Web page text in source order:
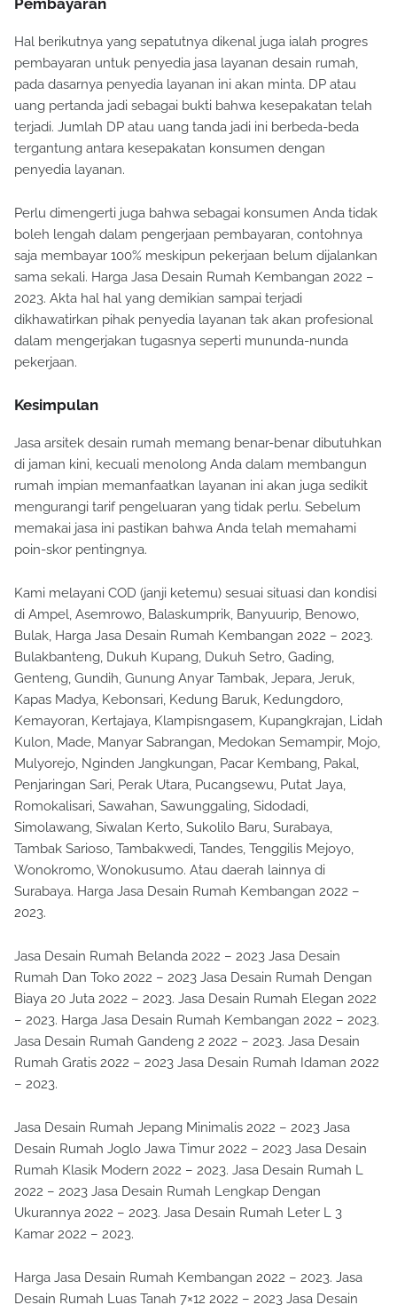
Hal berikutnya yang sepatutnya dikenal juga ialah progres
pembayaran untuk penyedia jasa layanan desain rumah,
pada dasarnya penyedia layanan ini akan minta. DP atau
uang pertanda jadi sebagai bukti bahwa kesepakatan telah
terjadi. Jumlah DP atau uang tanda jadi ini berbeda-beda
tergantung antara kesepakatan konsumen dengan
Perlu dimengerti juga bahwa sebagai konsumen Anda tidak
boleh lengah dalam pengerjaan pembayaran, contohnya
saja membayar 100% meskipun pekerjaan belum dijalankan
sama sekali. Harga Jasa Desain Rumah Kembangan 2022 –
2023. Akta hal hal yang demikian sampai terjadi
dikhawatirkan pihak penyedia layanan tak akan profesional
dalam mengerjakan tugasnya seperti mununda-nunda
Jasa arsitek desain rumah memang benar-benar dibutuhkan
di jaman kini, kecuali menolong Anda dalam membangun
rumah impian memanfaatkan layanan ini akan juga sedikit
mengurangi tarif pengeluaran yang tidak perlu. Sebelum
memakai jasa ini pastikan bahwa Anda telah memahami
Kami melayani COD (janji ketemu) sesuai situasi dan kondisi
di Ampel, Asemrowo, Balaskumprik, Banyuurip, Benowo,
Bulak, Harga Jasa Desain Rumah Kembangan 2022 – 2023.
Bulakbanteng, Dukuh Kupang, Dukuh Setro, Gading,
Genteng, Gundih, Gunung Anyar Tambak, Jepara, Jeruk,
Kapas Madya, Kebonsari, Kedung Baruk, Kedungdoro,
Kemayoran, Kertajaya, Klampisngasem, Kupangkrajan, Lidah
Kulon, Made, Manyar Sabrangan, Medokan Semampir, Mojo,
Mulyorejo, Nginden Jangkungan, Pacar Kembang, Pakal,
Penjaringan Sari, Perak Utara, Pucangsewu, Putat Jaya,
Romokalisari, Sawahan, Sawunggaling, Sidodadi,
Simolawang, Siwalan Kerto, Sukolilo Baru, Surabaya,
Tambak Sarioso, Tambakwedi, Tandes, Tenggilis Mejoyo,
Wonokromo, Wonokusumo. Atau daerah lainnya di
Surabaya. Harga Jasa Desain Rumah Kembangan 2022 –
Jasa Desain Rumah Belanda 2022 – 2023 Jasa Desain
Rumah Dan Toko 2022 – 2023 Jasa Desain Rumah Dengan
Biaya 20 Juta 2022 – 2023. Jasa Desain Rumah Elegan 2022
– 2023. Harga Jasa Desain Rumah Kembangan 2022 – 2023.
Jasa Desain Rumah Gandeng 2 2022 – 2023. Jasa Desain
Rumah Gratis 2022 – 2023 Jasa Desain Rumah Idaman 2022
Jasa Desain Rumah Jepang Minimalis 2022 – 2023 Jasa
Desain Rumah Joglo Jawa Timur 2022 – 2023 Jasa Desain
Rumah Klasik Modern 2022 – 2023. Jasa Desain Rumah L
2022 – 2023 Jasa Desain Rumah Lengkap Dengan
Ukurannya 2022 – 2023. Jasa Desain Rumah Leter L 3
Harga Jasa Desain Rumah Kembangan 2022 – 2023. Jasa